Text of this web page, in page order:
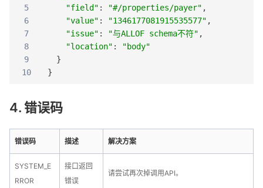
[
"promotion_id" "11006096908"
41
43
]
44
5
"field" : "#/properties/payer" ,
6
"value" : "1346177081915535577" ,
7
"issue" : "与ALLOF schema不符" ,
8
"location" :
"body"
9
}
10
}
4. 错误码
错误码 描述 解决方案
SYSTEM_E
RROR
接口返回
错误
请尝试再次掉调用API。